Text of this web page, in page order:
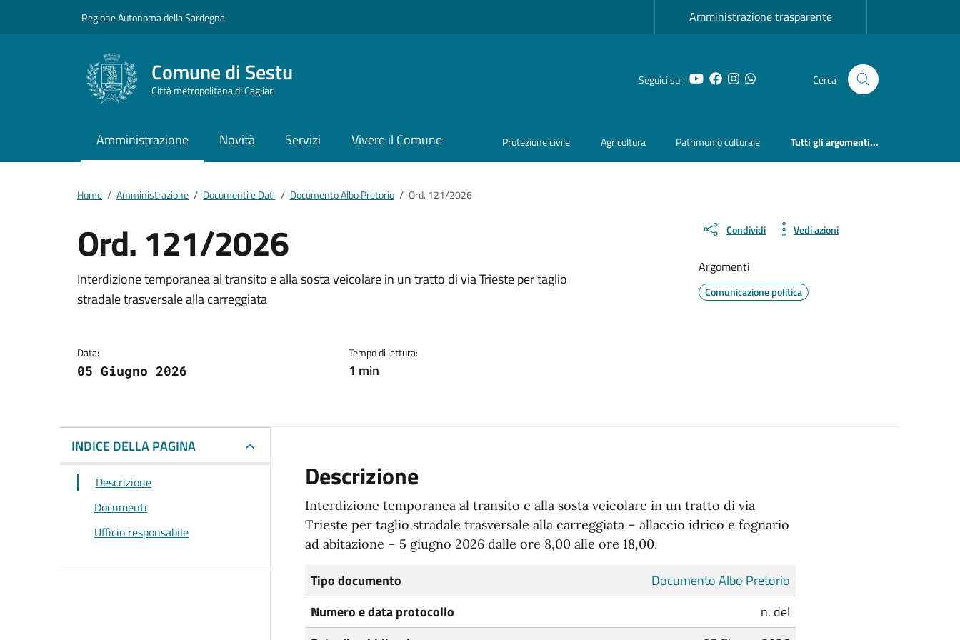
Regione Autonoma della Sardegna Amministrazione trasparente
Comune di Sestu
Città metropolitana di Cagliari
Seguici su: YouTube
Facebook
Instagram
Whatsapp Cerca
Amministrazione Novità Servizi Vivere il Comune Protezione civile Agricoltura Patrimonio culturale Tutti gli argomenti...
Home / Amministrazione / Documenti e Dati / Documento Albo Pretorio / Ord. 121/2026
Ord. 121/2026
Dettagli del documento
Interdizione temporanea al transito e alla sosta veicolare in un tratto di via Trieste per taglio
stradale trasversale alla carreggiata
Data:
05 Giugno 2026
Tempo di lettura:
1 min
Condividi Vedi azioni
Argomenti
Comunicazione politica
INDICE DELLA PAGINA
Descrizione
Documenti
Ufficio responsabile
Descrizione
Interdizione temporanea al transito e alla sosta veicolare in un tratto di via
Trieste per taglio stradale trasversale alla carreggiata – allaccio idrico e fognario
ad abitazione – 5 giugno 2026 dalle ore 8,00 alle ore 18,00.
Tipo documento
Documento Albo Pretorio
Numero e data protocollo
n. del